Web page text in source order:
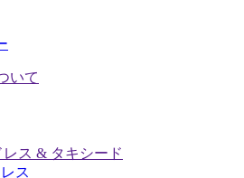
いて
レス & タキシード
ス